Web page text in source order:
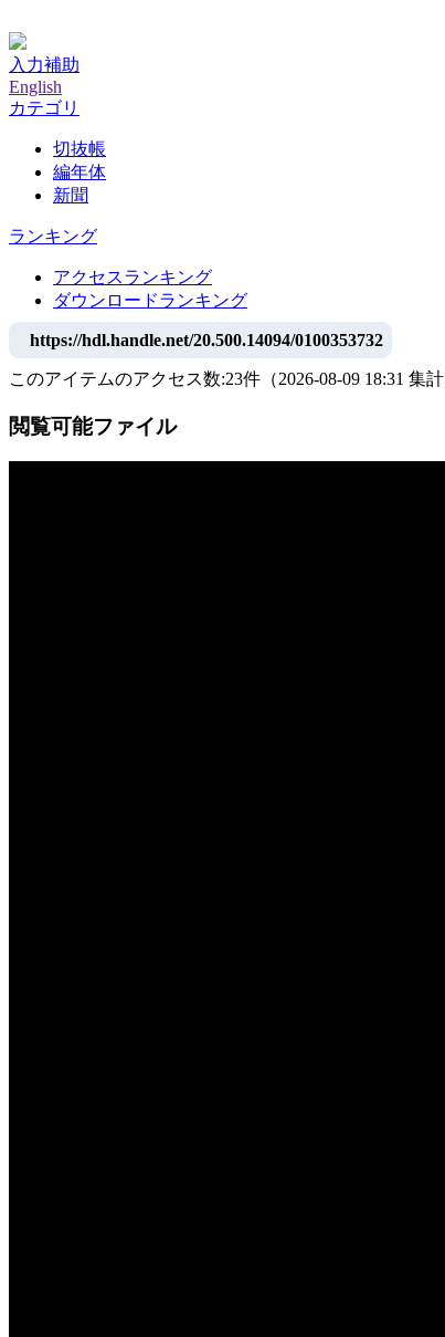
入力補助
English
カテゴリ
切抜帳
編年体
新聞
ランキング
アクセスランキング
ダウンロードランキング
https://hdl.handle.net/20.500.14094/0100353732
このアイテムのアクセス数:23件 （2026-08-09 18:31 集計
閲覧可能ファイル